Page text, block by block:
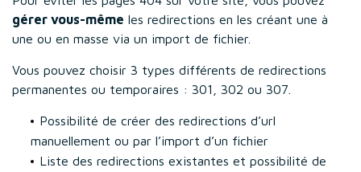
gérer vous-même les redirections en les créant une à
une ou en masse via un import de fichier.
Vous pouvez choisir 3 types différents de redirections
permanentes ou temporaires : 301, 302 ou 307.
Possibilité de créer des redirections d’url
manuellement ou par l’import d’un fichier
Liste des redirections existantes et possibilité de